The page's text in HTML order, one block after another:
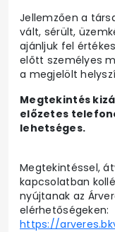
Jellemzően a
vált, sérült,
ajánljuk fel
előtt személyes
a megjelölt
Megtekintés
előzetes
lehetséges.
Megtekintéssel,
kapcsolatban
nyújtanak az
elérhetőségeken:
https://